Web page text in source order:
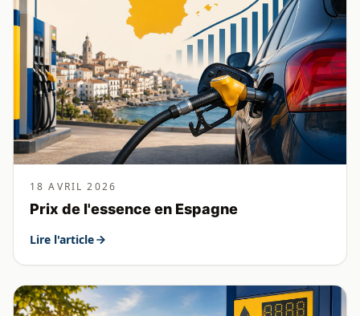
18 AVRIL 2026
Prix de l'essence en Espagne
Lire l'article